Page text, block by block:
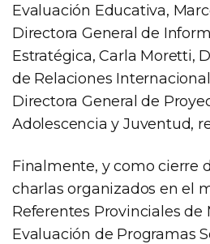
Evaluación Educativa,
Directora General de
Estratégica, Carla Moretti,
de Relaciones
Directora General de
Adolescencia y Juventud,
Finalmente, y como cierre
charlas organizados en el
Referentes Provinciales de
Evaluación de Programas